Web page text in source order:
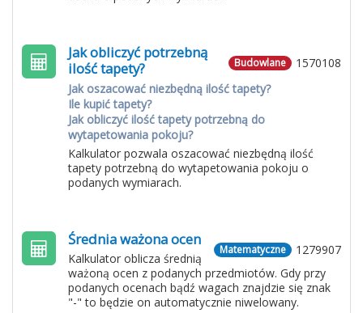
1570108
Budowlane
Jak obliczyć potrzebną
ilość tapety?
Jak oszacować niezbędną ilość tapety?
Ile kupić tapety?
Jak obliczyć ilość tapety potrzebną do
wytapetowania pokoju?
Kalkulator pozwala oszacować niezbędną ilość
tapety potrzebną do wytapetowania pokoju o
podanych wymiarach.
1279907
Matematyczne
Średnia ważona ocen
Kalkulator oblicza średnią
ważoną ocen z podanych przedmiotów. Gdy przy
podanych ocenach bądź wagach znajdzie się znak
"-" to będzie on automatycznie niwelowany.